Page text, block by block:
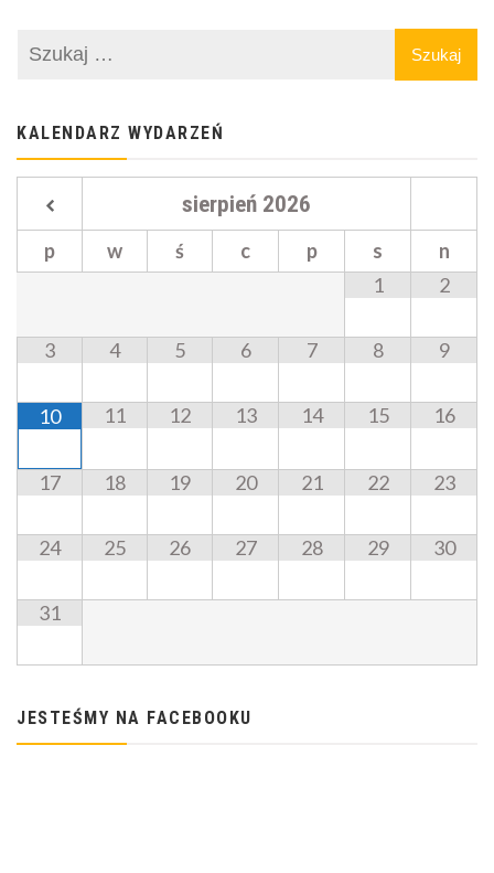
KALENDARZ WYDARZEŃ
sierpień 2026
p w ś c p s
n
1
2
3 4 5 6 7 8 9
10 11 12 13 14 15 16
17 18 19 20 21 22 23
24 25 26 27 28 29 30
31
JESTEŚMY NA FACEBOOKU